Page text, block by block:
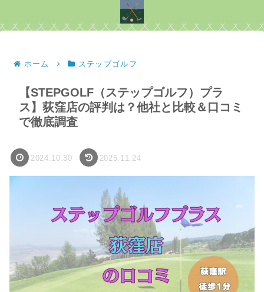
ホーム ステップゴルフ
【STEPGOLF（ステップゴルフ）プラ
ス】荻窪店の評判は？他社と比較＆口コミ
で徹底調査
2024.10.30 2025.11.24